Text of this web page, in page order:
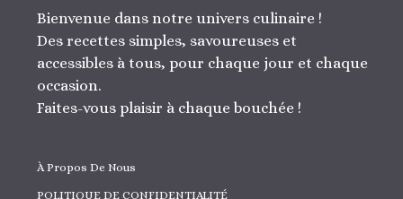
Bienvenue dans notre univers culinaire !
Des recettes simples, savoureuses et
accessibles à tous, pour chaque jour et chaque
occasion.
Faites-vous plaisir à chaque bouchée !
À Propos De Nous
POLITIQUE DE CONFIDENTIALITÉ